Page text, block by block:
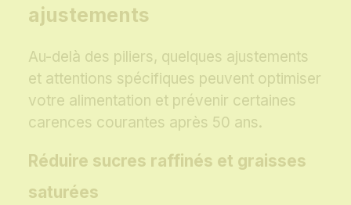
ajustements
Au-delà des piliers, quelques ajustements
et attentions spécifiques peuvent optimiser
votre alimentation et prévenir certaines
carences courantes après 50 ans.
Réduire sucres raffinés et graisses
saturées